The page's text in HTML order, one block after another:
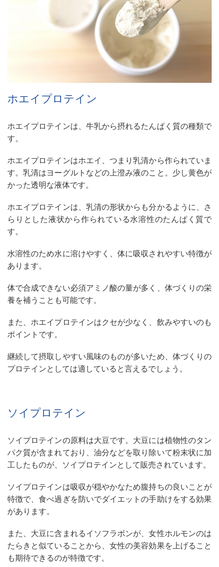
ホエイプロテイン
ホエイプロテインは、牛乳から摂れるたんぱく質の種類で
す。
ホエイプロテインはホエイ、つまり乳清から作られていま
す。乳清はヨーグルトなどの上澄み液のこと。少し黄色が
かった透明な液体です。
ホエイプロテインは、乳清の形状からも分かるように、さ
らりとした液状から作られている水溶性のたんぱく質で
す。
水溶性のため水に溶けやすく、体に吸収されやすい特徴が
あります。
体で合成できない必須アミノ酸の量が多く、体づくりの栄
養を補うことも可能です。
また、ホエイプロテインはクセが少なく、飲みやすいのも
ポイントです。
継続して摂取しやすい風味のものが多いため、体づくりの
プロテインとしては適していると言えるでしょう。
ソイプロテイン
ソイプロテインの原料は大豆です。大豆には植物性のタン
パク質が含まれており、油分などを取り除いて粉末状に加
工したものが、ソイプロテインとして販売されています。
ソイプロテインは吸収が穏やかなため腹持ちの良いことが
特徴で、食べ過ぎを防いでダイエットの手助けをする効果
があります。
また、大豆に含まれるイソフラボンが、女性ホルモンのは
たらきと似ていることから、女性の美容効果を上げること
も期待できるのが特徴です。